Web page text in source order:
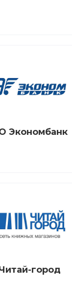
Экономбанк
город